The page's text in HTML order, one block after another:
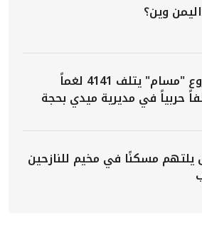
وين؟
مشروع "مسام" يتلف 4141 لغماً
حربياً في مديرية ميدي بحجة
يلتهم مسكنًا في مخيم للنازحين